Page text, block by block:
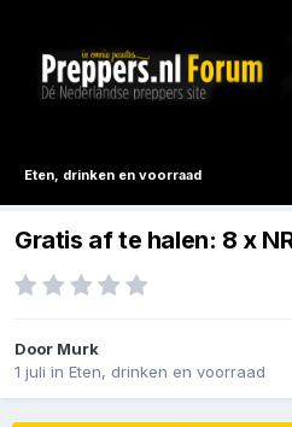
Eten, drinken en voorraad
Gratis af te halen: 8 x
Door Murk
1 juli in Eten, drinken en voorraad